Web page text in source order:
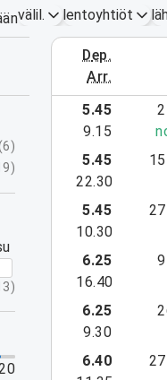
välil. lentoyhtiöt
dep.
arr.
3.–9. elokuuta
6)
)
)
5.45
9.15
5.45
22.30
5.45
10.30
6.25
16.40
6.25
9.30
6.40